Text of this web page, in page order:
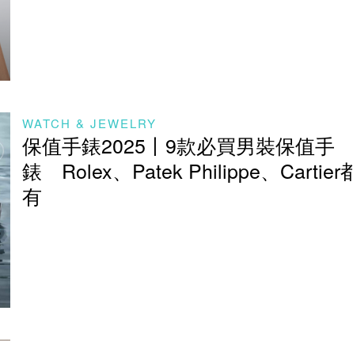
WATCH & JEWELRY
保值手錶2025丨9款必買男裝保值手
錶 Rolex、Patek Philippe、Cartier
有